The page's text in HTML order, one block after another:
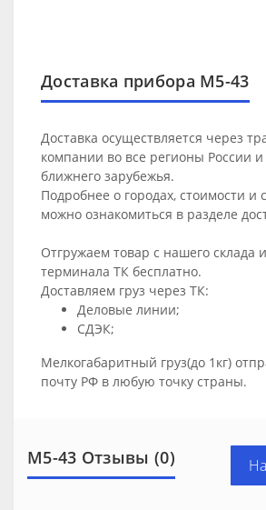
Доставка прибора М5-43
Доставка осуществляется через
компании во все регионы России
ближнего зарубежья.
Подробнее о городах, стоимости и
можно ознакомиться в разделе
Отгружаем товар с нашего склада
терминала ТК бесплатно.
Доставляем груз через ТК:
Деловые линии;
СДЭК;
Мелкогабаритный груз(до 1кг)
почту РФ в любую точку страны.
М5-43 Отзывы (0)